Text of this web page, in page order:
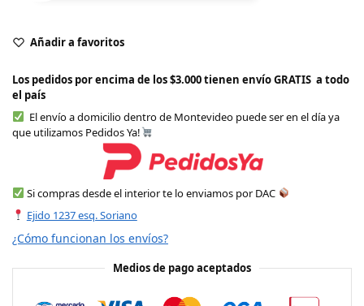
Añadir a favoritos
Los pedidos por encima de los $3.000 tienen envío GRATIS a todo
el país
El envío a domicilio dentro de Montevideo puede ser en el día ya
que utilizamos Pedidos Ya!
Si compras desde el interior te lo enviamos por DAC
Ejido 1237 esq. Soriano
¿Cómo funcionan los envíos?
Medios de pago aceptados